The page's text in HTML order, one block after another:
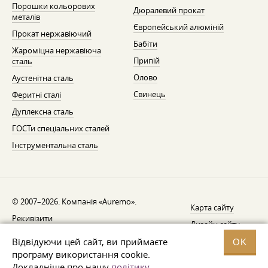
Відвідуючи цей сайт, ви приймаєте
програму використання cookie.
OK
Порошки кольорових
металів
Прокат нержавіючий
Жароміцна нержавіюча
сталь
Аустенітна сталь
Феритні сталі
Дуплексна сталь
ГОСТи спеціальних сталей
Інструментальна сталь
Дюралевий прокат
Європейський алюміній
Бабіти
Припій
Олово
Свинець
© 2007–2026. Компанія «Auremo».
Рекивізити
Повідомлення про відкликання
Карта сайту
Дизайн сайту —